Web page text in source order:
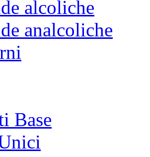
alcoliche
analcoliche
Base